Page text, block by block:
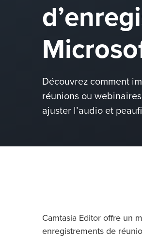
Découvrez comment
réunions ou
ajuster l’audio et
Camtasia Editor offre un
enregistrements de